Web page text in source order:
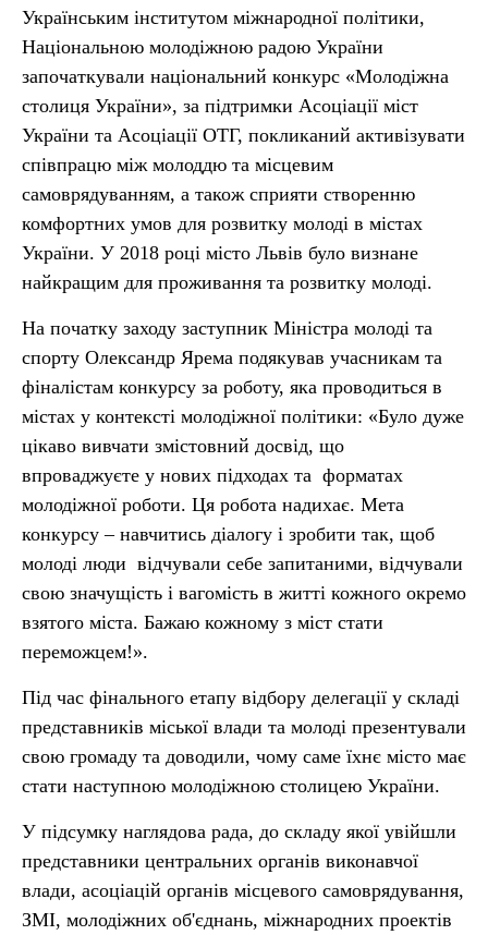
Українським інститутом міжнародної політики,
Національною молодіжною радою України
започаткували національний конкурс «Молодіжна
столиця України», за підтримки Асоціації міст
України та Асоціації ОТГ, покликаний активізувати
співпрацю між молоддю та місцевим
самоврядуванням, а також сприяти створенню
комфортних умов для розвитку молоді в містах
України. У 2018 році місто Львів було визнане
найкращим для проживання та розвитку молоді.
На початку заходу заступник Міністра молоді та
спорту Олександр Ярема подякував учасникам та
фіналістам конкурсу за роботу, яка проводиться в
містах у контексті молодіжної політики: «Було дуже
цікаво вивчати змістовний досвід, що
впроваджуєте у нових підходах та форматах
молодіжної роботи. Ця робота надихає. Мета
конкурсу – навчитись діалогу і зробити так, щоб
молоді люди відчували себе запитаними, відчували
свою значущість і вагомість в житті кожного окремо
взятого міста. Бажаю кожному з міст стати
переможцем!».
Під час фінального етапу відбору делегації у складі
представників міської влади та молоді презентували
свою громаду та доводили, чому саме їхнє місто має
стати наступною молодіжною столицею України.
У підсумку наглядова рада, до складу якої увійшли
представники центральних органів виконавчої
влади, асоціацій органів місцевого самоврядування,
ЗМІ, молодіжних об'єднань, міжнародних проектів